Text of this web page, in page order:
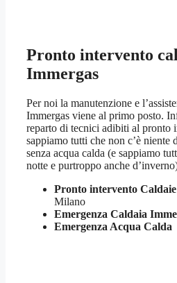
Pronto intervento
Immergas
Per noi la manutenzione e
Immergas viene al primo posto.
reparto di tecnici adibiti al pronto
sappiamo tutti che non c’è niente
senza acqua calda (e sappiamo
notte e purtroppo anche
Pronto intervento
Milano
Emergenza Caldaia
Emergenza Acqua Calda